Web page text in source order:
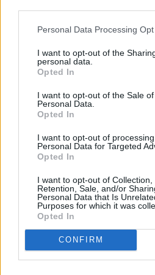
negar su consentimiento. Tenga
de su consentimiento, pero usted
rechazar tal procesamiento. Sus
cualquier momento entrando de
visitando nuestra política de
Personal Data Processing
I want to opt-out of the
personal data.
Opted In
I want to opt-out of the Sale
Personal Data.
Opted In
I want to opt-out of
Personal Data for Targeted
Opted In
I want to opt-out of Collection,
Retention, Sale, and/or
Personal Data that Is
Purposes for which it was
Opted In
CONFIRM